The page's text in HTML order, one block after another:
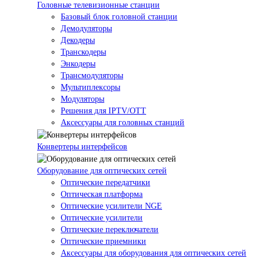
Головные телевизионные станции
Базовый блок головной станции
Демодуляторы
Декодеры
Транскодеры
Энкодеры
Трансмодуляторы
Мультиплексоры
Модуляторы
Решения для IPTV/OTT
Аксессуары для головных станций
Конвертеры интерфейсов
Оборудование для оптических сетей
Оптические передатчики
Оптическая платформа
Оптические усилители NGE
Оптические усилители
Оптические переключатели
Оптические приемники
Аксессуары для оборудования для оптических сетей